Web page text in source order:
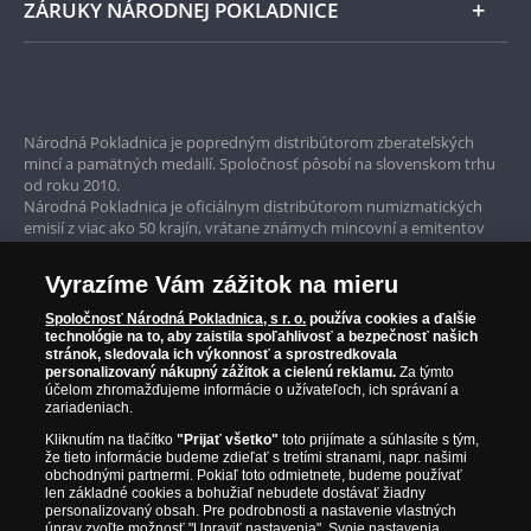
ZÁRUKY NÁRODNEJ POKLADNICE
Garancia najvyššej kvality
Iba originálne produkty
Národná Pokladnica je popredným distribútorom zberateľských
mincí a pamätných medailí. Spoločnosť pôsobí na slovenskom trhu
od roku 2010.
Národná Pokladnica je oficiálnym distribútorom numizmatických
emisií z viac ako 50 krajín, vrátane známych mincovní a emitentov
ako je Britská kráľovská mincovňa, Kráľovská kanadská mincovňa,
Parížska mincovňa, Nórska mincovňa, Fínska mincovňa alebo
Austrálska mincovňa Perth. Spoločnosť svojim zákazníkom a
zberateľom garantuje, že všetky produkty sú v originálnej a v
prvotriednej kvalite, čo je doložené aj priloženým Certifikátom
autentickosti.
Vyrazíme Vám zážitok na mieru
Spoločnosť Národná Pokladnica, s r. o. používa cookies a ďalšie
technológie na to, aby zaistila spoľahlivosť a bezpečnosť našich
stránok, sledovala ich výkonnosť a sprostredkovala
personalizovaný nákupný zážitok a cielenú reklamu. Za týmto
účelom zhromažďujeme informácie o užívateľoch, ich správaní a
zariadeniach.
Kliknutím na tlačítko"Prijať všetko" toto prijímate a súhlasíte s tým,
že tieto informácie budeme zdieľať s tretími stranami, napr. našimi
obchodnými partnermi. Pokiaľ toto odmietnete, budeme používať
len základné cookies a bohužiaľ nebudete dostávať žiadny
personalizovaný obsah. Pre podrobnosti a nastavenie vlastných